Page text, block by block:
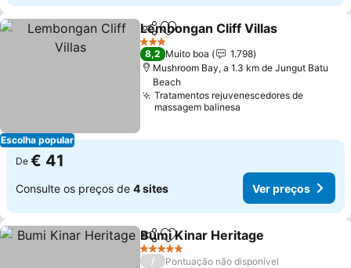
Escolha popular
PartilharAdicionar aos favoritos
Lembongan Cliff Villas
3 Estrelas
8,2 Muito boa
1.798
Mushroom Bay, a 1.3 km de Jungut Batu
Beach
Tratamentos rejuvenescedores de
massagem balinesa
De € 41
Consulte os preços de 4 sites Ver preços
PartilharAdicionar aos favoritos
Bumi Kinar Heritage
5 Estrelas
/
Pontuação não disponível